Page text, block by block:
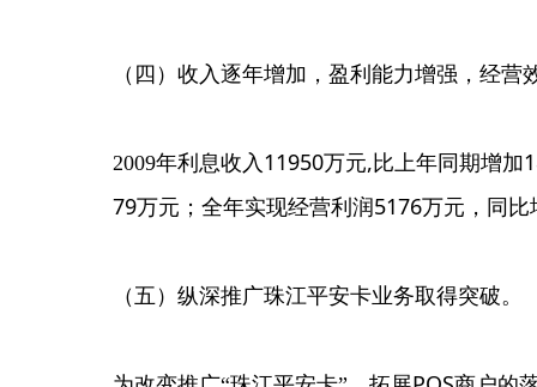
（四）收入逐年增加，盈利能力增强，经营
2009年利息收入 11950万元, 比上年同期增加
79万元；全年实现经营利润 5176万元，同比
（五）纵深推广珠江平安卡业务取得突破。